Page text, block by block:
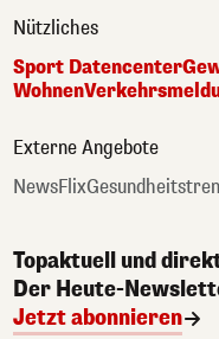
Nützliches
Sport Datencenter
Wohnen
Externe Angebote
NewsFlix
Topaktuell und
Der Heute-
Jetzt abonnieren